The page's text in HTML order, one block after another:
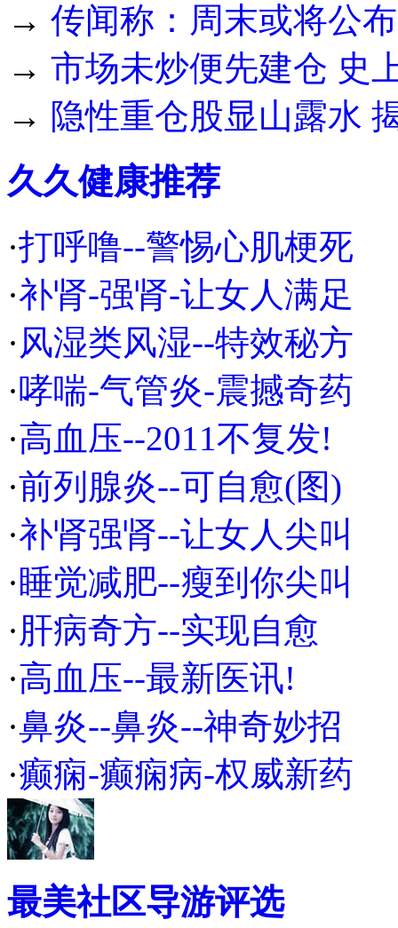
→ 传闻称：周末或将公
→ 市场未炒便先建仓 史
→ 隐性重仓股显山露水
久久健康推荐
·打呼噜--警惕心肌梗死
·补肾-强肾-让女人满足
· 风湿类风湿--特效秘方
·哮喘-气管炎-震撼奇药
·高血压--2011不复发!
·前列腺炎--可自愈(图)
·补肾强肾--让女人尖叫
·睡觉减肥--瘦到你尖叫
·肝病奇方--实现自愈
·高血压--最新医讯!
·鼻炎--鼻炎--神奇妙招
·癫痫-癫痫病-权威新药
最美社区导游评选